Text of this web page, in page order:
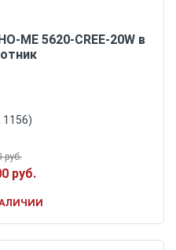
ME 5620-CREE-20W в
1156)
руб.
руб.